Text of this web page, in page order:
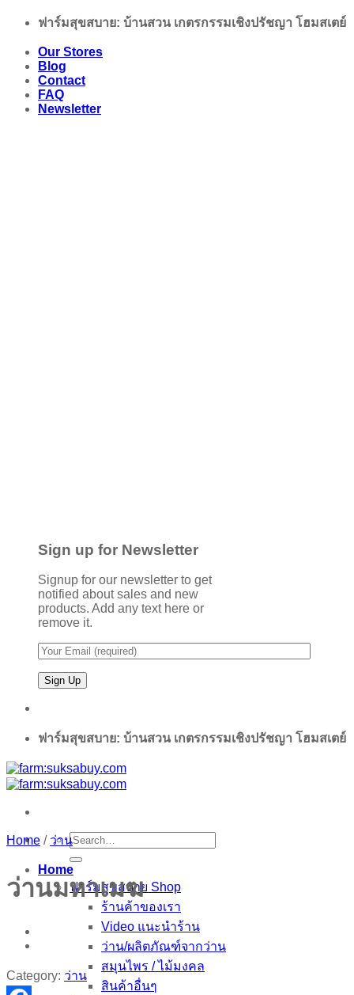
Skip
content
ฟาร์มสุขสบาย: บ้านสวน เกตรกรรมเชิงปรัชญา โฮมสเตย์
Our Stores
Blog
Contact
FAQ
Newsletter
Sign up for Newsletter
Signup for our newsletter to get
notified about sales and new
products. Add any text here or
remove it.
ฟาร์มสุขสบาย: บ้านสวน เกตรกรรมเชิงปรัชญา โฮมสเตย์
Search
for:
Home
ฟาร์มสุขสบาย Shop
ร้านค้าของเรา
Video แนะนำร้าน
ว่าน/ผลิตภัณฑ์จากว่าน
สมุนไพร / ไม้มงคล
สินค้าอื่นๆ
Home / ว่าน
ว่านมหาเมฆ
Category: ว่าน